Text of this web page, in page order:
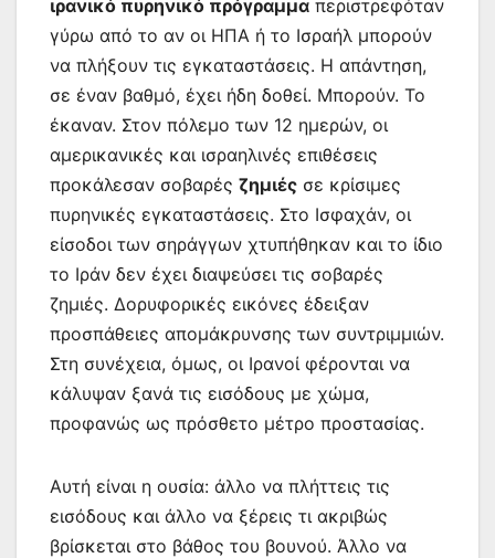
ιρανικό πυρηνικό πρόγραμμα περιστρεφόταν
γύρω από το αν οι ΗΠΑ ή το Ισραήλ μπορούν
να πλήξουν τις εγκαταστάσεις. Η απάντηση,
σε έναν βαθμό, έχει ήδη δοθεί. Μπορούν. Το
έκαναν. Στον πόλεμο των 12 ημερών, οι
αμερικανικές και ισραηλινές επιθέσεις
προκάλεσαν σοβαρές ζημιές σε κρίσιμες
πυρηνικές εγκαταστάσεις. Στο Ισφαχάν, οι
είσοδοι των σηράγγων χτυπήθηκαν και το ίδιο
το Ιράν δεν έχει διαψεύσει τις σοβαρές
ζημιές. Δορυφορικές εικόνες έδειξαν
προσπάθειες απομάκρυνσης των συντριμμιών.
Στη συνέχεια, όμως, οι Ιρανοί φέρονται να
κάλυψαν ξανά τις εισόδους με χώμα,
προφανώς ως πρόσθετο μέτρο προστασίας.
Αυτή είναι η ουσία: άλλο να πλήττεις τις
εισόδους και άλλο να ξέρεις τι ακριβώς
βρίσκεται στο βάθος του βουνού. Άλλο να